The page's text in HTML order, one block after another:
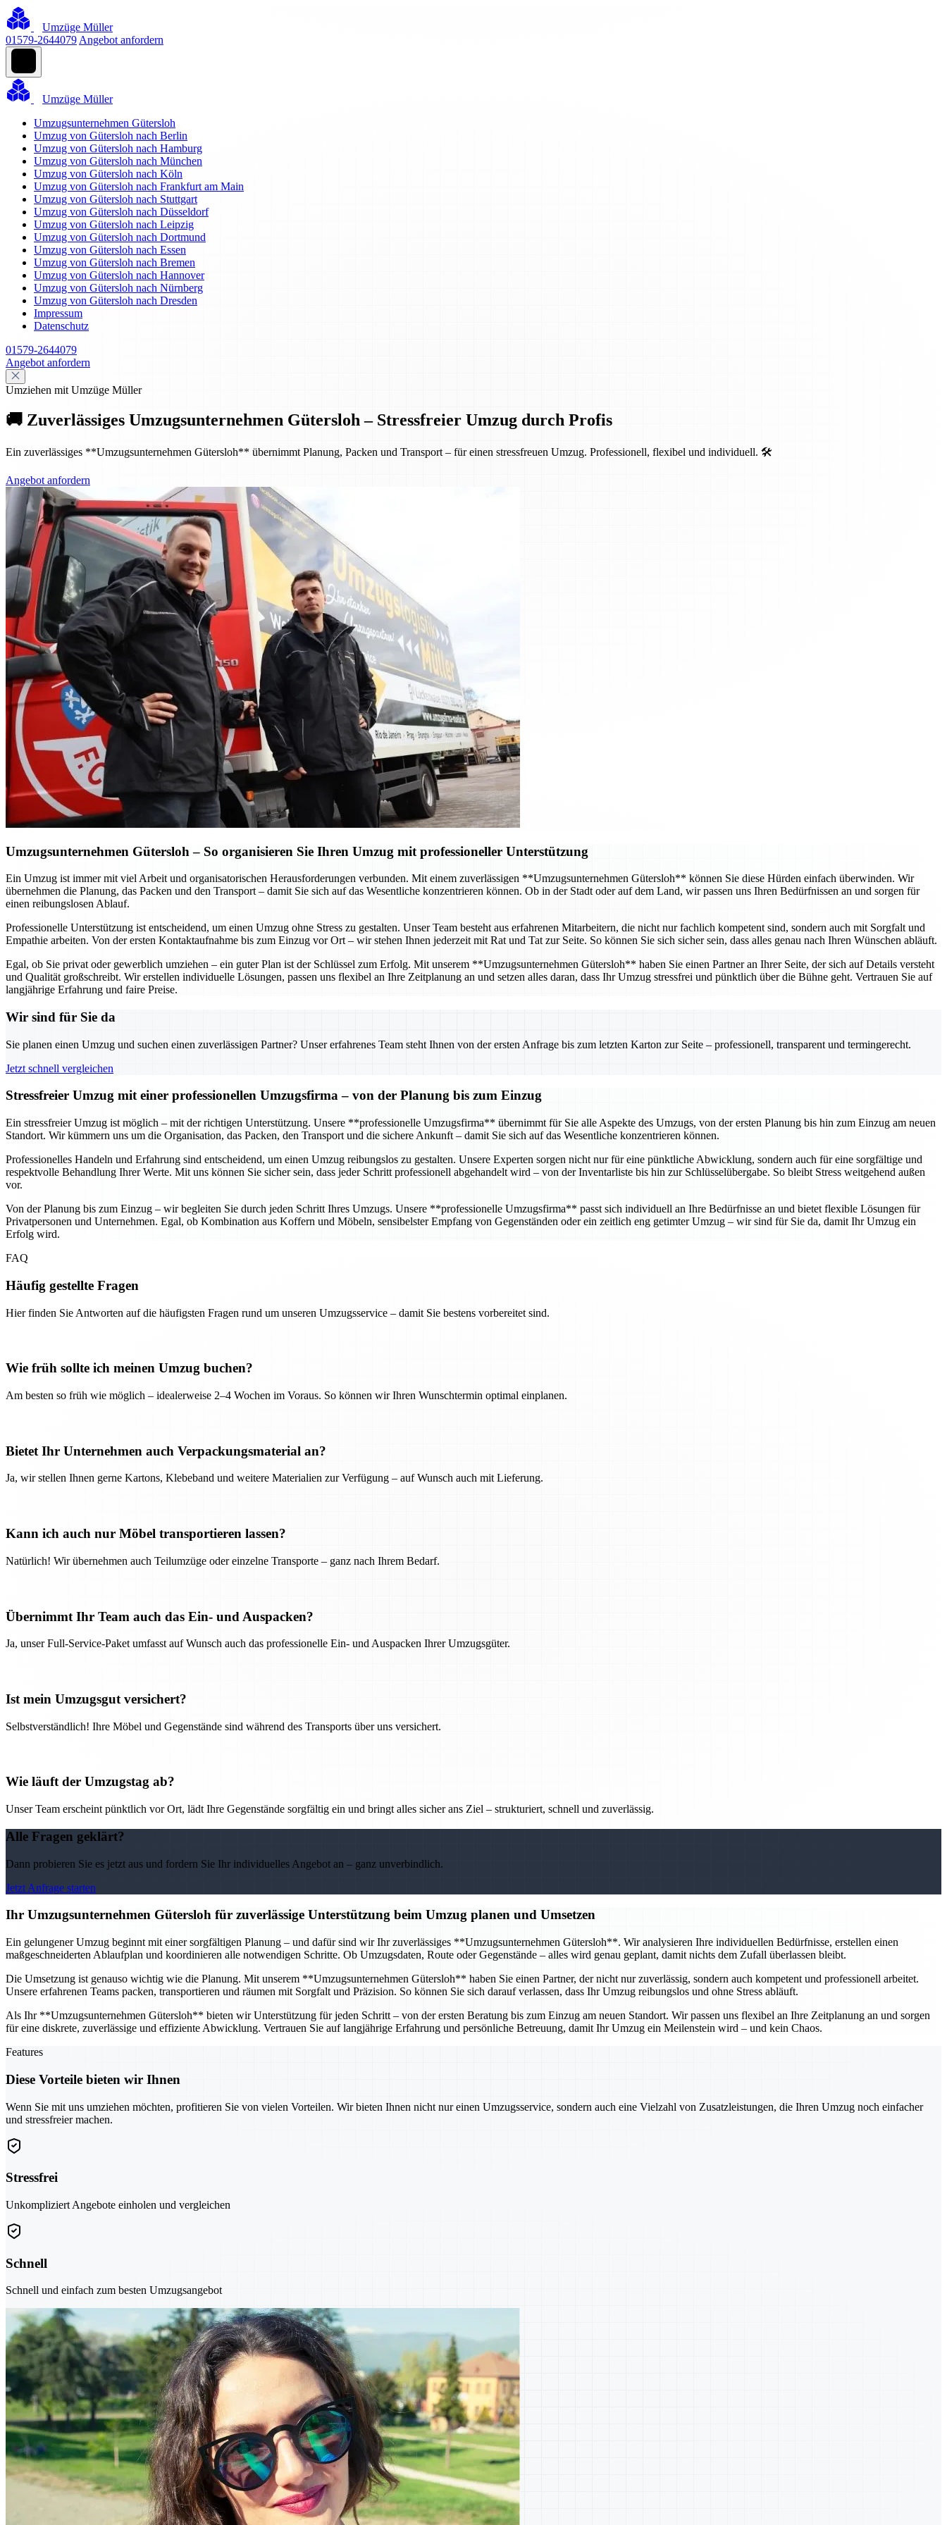
Umzüge Müller
01579-2644079 Angebot anfordern
Umzüge Müller
Umzugsunternehmen Gütersloh
Umzug von Gütersloh nach Berlin
Umzug von Gütersloh nach Hamburg
Umzug von Gütersloh nach München
Umzug von Gütersloh nach Köln
Umzug von Gütersloh nach Frankfurt am Main
Umzug von Gütersloh nach Stuttgart
Umzug von Gütersloh nach Düsseldorf
Umzug von Gütersloh nach Leipzig
Umzug von Gütersloh nach Dortmund
Umzug von Gütersloh nach Essen
Umzug von Gütersloh nach Bremen
Umzug von Gütersloh nach Hannover
Umzug von Gütersloh nach Nürnberg
Umzug von Gütersloh nach Dresden
Impressum
Datenschutz
01579-2644079
Angebot anfordern
Umziehen mit Umzüge Müller
🚚 Zuverlässiges Umzugsunternehmen Gütersloh – Stressfreier Umzug durch Profis
Ein zuverlässiges **Umzugsunternehmen Gütersloh** übernimmt Planung, Packen und Transport – für einen stressfreuen Umzug. Professionell, flexibel und individuell. 🛠️
Angebot anfordern
Umzugsunternehmen Gütersloh – So organisieren Sie Ihren Umzug mit professioneller Unterstützung
Ein Umzug ist immer mit viel Arbeit und organisatorischen Herausforderungen verbunden. Mit einem zuverlässigen **Umzugsunternehmen Gütersloh** können Sie diese Hürden einfach überwinden. Wir
übernehmen die Planung, das Packen und den Transport – damit Sie sich auf das Wesentliche konzentrieren können. Ob in der Stadt oder auf dem Land, wir passen uns Ihren Bedürfnissen an und sorgen für
einen reibungslosen Ablauf.
Professionelle Unterstützung ist entscheidend, um einen Umzug ohne Stress zu gestalten. Unser Team besteht aus erfahrenen Mitarbeitern, die nicht nur fachlich kompetent sind, sondern auch mit Sorgfalt und
Empathie arbeiten. Von der ersten Kontaktaufnahme bis zum Einzug vor Ort – wir stehen Ihnen jederzeit mit Rat und Tat zur Seite. So können Sie sich sicher sein, dass alles genau nach Ihren Wünschen abläuft.
Egal, ob Sie privat oder gewerblich umziehen – ein guter Plan ist der Schlüssel zum Erfolg. Mit unserem **Umzugsunternehmen Gütersloh** haben Sie einen Partner an Ihrer Seite, der sich auf Details versteht
und Qualität großschreibt. Wir erstellen individuelle Lösungen, passen uns flexibel an Ihre Zeitplanung an und setzen alles daran, dass Ihr Umzug stressfrei und pünktlich über die Bühne geht. Vertrauen Sie auf
langjährige Erfahrung und faire Preise.
Wir sind für Sie da
Sie planen einen Umzug und suchen einen zuverlässigen Partner? Unser erfahrenes Team steht Ihnen von der ersten Anfrage bis zum letzten Karton zur Seite – professionell, transparent und termingerecht.
Jetzt schnell vergleichen
Stressfreier Umzug mit einer professionellen Umzugsfirma – von der Planung bis zum Einzug
Ein stressfreier Umzug ist möglich – mit der richtigen Unterstützung. Unsere **professionelle Umzugsfirma** übernimmt für Sie alle Aspekte des Umzugs, von der ersten Planung bis hin zum Einzug am neuen
Standort. Wir kümmern uns um die Organisation, das Packen, den Transport und die sichere Ankunft – damit Sie sich auf das Wesentliche konzentrieren können.
Professionelles Handeln und Erfahrung sind entscheidend, um einen Umzug reibungslos zu gestalten. Unsere Experten sorgen nicht nur für eine pünktliche Abwicklung, sondern auch für eine sorgfältige und
respektvolle Behandlung Ihrer Werte. Mit uns können Sie sicher sein, dass jeder Schritt professionell abgehandelt wird – von der Inventarliste bis hin zur Schlüsselübergabe. So bleibt Stress weitgehend außen
vor.
Von der Planung bis zum Einzug – wir begleiten Sie durch jeden Schritt Ihres Umzugs. Unsere **professionelle Umzugsfirma** passt sich individuell an Ihre Bedürfnisse an und bietet flexible Lösungen für
Privatpersonen und Unternehmen. Egal, ob Kombination aus Koffern und Möbeln, sensibelster Empfang von Gegenständen oder ein zeitlich eng getimter Umzug – wir sind für Sie da, damit Ihr Umzug ein
Erfolg wird.
FAQ
Häufig gestellte Fragen
Hier finden Sie Antworten auf die häufigsten Fragen rund um unseren Umzugsservice – damit Sie bestens vorbereitet sind.
Wie früh sollte ich meinen Umzug buchen?
Am besten so früh wie möglich – idealerweise 2–4 Wochen im Voraus. So können wir Ihren Wunschtermin optimal einplanen.
Bietet Ihr Unternehmen auch Verpackungsmaterial an?
Ja, wir stellen Ihnen gerne Kartons, Klebeband und weitere Materialien zur Verfügung – auf Wunsch auch mit Lieferung.
Kann ich auch nur Möbel transportieren lassen?
Natürlich! Wir übernehmen auch Teilumzüge oder einzelne Transporte – ganz nach Ihrem Bedarf.
Übernimmt Ihr Team auch das Ein- und Auspacken?
Ja, unser Full-Service-Paket umfasst auf Wunsch auch das professionelle Ein- und Auspacken Ihrer Umzugsgüter.
Ist mein Umzugsgut versichert?
Selbstverständlich! Ihre Möbel und Gegenstände sind während des Transports über uns versichert.
Wie läuft der Umzugstag ab?
Unser Team erscheint pünktlich vor Ort, lädt Ihre Gegenstände sorgfältig ein und bringt alles sicher ans Ziel – strukturiert, schnell und zuverlässig.
Alle Fragen geklärt?
Dann probieren Sie es jetzt aus und fordern Sie Ihr individuelles Angebot an – ganz unverbindlich.
Jetzt Anfrage starten
Ihr Umzugsunternehmen Gütersloh für zuverlässige Unterstützung beim Umzug planen und Umsetzen
Ein gelungener Umzug beginnt mit einer sorgfältigen Planung – und dafür sind wir Ihr zuverlässiges **Umzugsunternehmen Gütersloh**. Wir analysieren Ihre individuellen Bedürfnisse, erstellen einen
maßgeschneiderten Ablaufplan und koordinieren alle notwendigen Schritte. Ob Umzugsdaten, Route oder Gegenstände – alles wird genau geplant, damit nichts dem Zufall überlassen bleibt.
Die Umsetzung ist genauso wichtig wie die Planung. Mit unserem **Umzugsunternehmen Gütersloh** haben Sie einen Partner, der nicht nur zuverlässig, sondern auch kompetent und professionell arbeitet.
Unsere erfahrenen Teams packen, transportieren und räumen mit Sorgfalt und Präzision. So können Sie sich darauf verlassen, dass Ihr Umzug reibungslos und ohne Stress abläuft.
Als Ihr **Umzugsunternehmen Gütersloh** bieten wir Unterstützung für jeden Schritt – von der ersten Beratung bis zum Einzug am neuen Standort. Wir passen uns flexibel an Ihre Zeitplanung an und sorgen
für eine diskrete, zuverlässige und effiziente Abwicklung. Vertrauen Sie auf langjährige Erfahrung und persönliche Betreuung, damit Ihr Umzug ein Meilenstein wird – und kein Chaos.
Features
Diese Vorteile bieten wir Ihnen
Wenn Sie mit uns umziehen möchten, profitieren Sie von vielen Vorteilen. Wir bieten Ihnen nicht nur einen Umzugsservice, sondern auch eine Vielzahl von Zusatzleistungen, die Ihren Umzug noch einfacher
und stressfreier machen.
Stressfrei
Unkompliziert Angebote einholen und vergleichen
Schnell
Schnell und einfach zum besten Umzugsangebot